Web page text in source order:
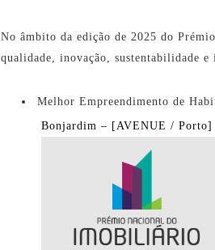
No âmbito da edição de 2025 do
qualidade, inovação, sustentabilidade
Melhor Empreendimento de
Bonjardim – [AVENUE / Porto]